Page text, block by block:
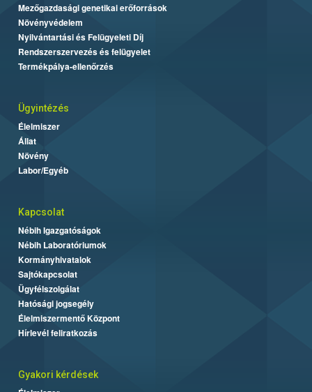
Mezőgazdasági genetikai erőforrások
Növényvédelem
Nyilvántartási és Felügyeleti Díj
Rendszerszervezés és felügyelet
Termékpálya-ellenőrzés
Ügyintézés
Élelmiszer
Állat
Növény
Labor/Egyéb
Kapcsolat
Nébih Igazgatóságok
Nébih Laboratóriumok
Kormányhivatalok
Sajtókapcsolat
Ügyfélszolgálat
Hatósági jogsegély
Élelmiszermentő Központ
Hírlevél feliratkozás
Gyakori kérdések